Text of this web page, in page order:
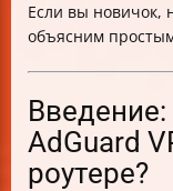
Если вы новичок,
объясним
AdGuard
роутере?